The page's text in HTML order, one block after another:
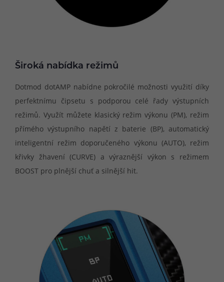
Široká nabídka režimů
Dotmod dotAMP nabídne pokročilé možnosti využití díky
perfektnímu čipsetu s podporou celé řady výstupních
režimů. Využít můžete klasický režim výkonu (PM), režim
přímého výstupního napětí z baterie (BP), automatický
inteligentní režim doporučeného výkonu (AUTO), režim
křivky žhavení (CURVE) a výraznější výkon s režimem
BOOST pro plnější chuť a silnější hit.